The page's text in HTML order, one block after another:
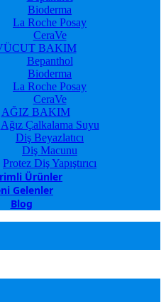
Bioderma
La Roche Posay
CeraVe
BAKIM
Bepanthol
Bioderma
La Roche Posay
CeraVe
AĞIZ BAKIM
Ağız Çalkalama Suyu
Diş Beyazlatıcı
Diş Macunu
Protez Diş Yapıştırıcı
Ürünler
Gelenler
Blog